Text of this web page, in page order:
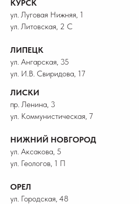
КУРСК
ул. Луговая Нижняя, 1
ул. Литовская, 2 С
ЛИПЕЦК
ул. Ангарская, 35
ул. И.В. Свиридова, 17
ЛИСКИ
пр. Ленина, 3
ул. Коммунистическая, 7
НИЖНИЙ НОВГОРОД
ул. Аксакова, 5
ул. Геологов, 1 П
ОРЕЛ
ул. Городская, 48